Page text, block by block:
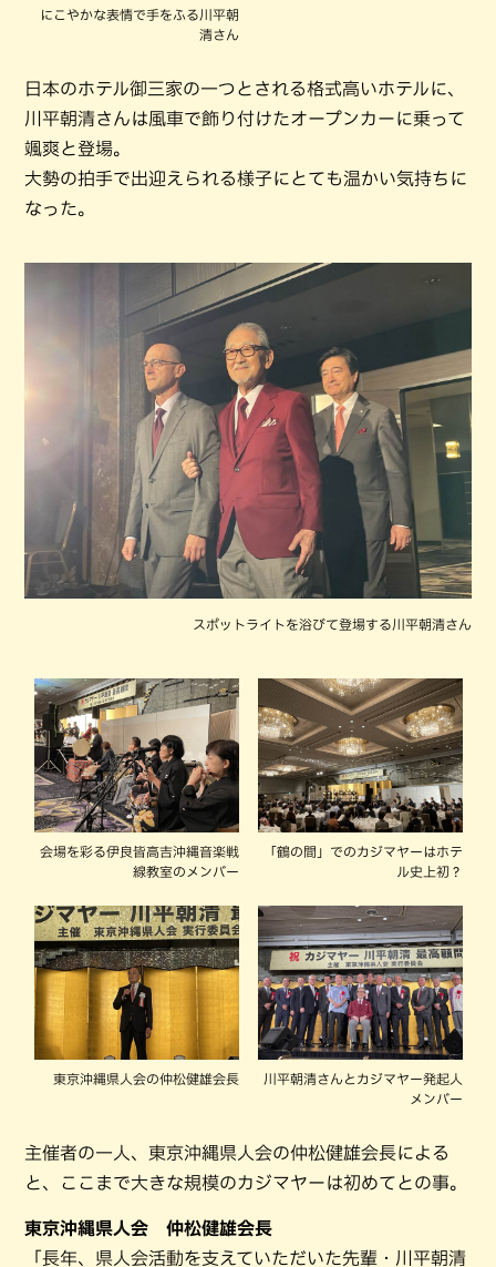
にこやかな表情で手をふる川平朝
清さん
日本のホテル御三家の一つとされる格式高いホテルに、
川平朝清さんは風車で飾り付けたオープンカーに乗って
颯爽と登場。
大勢の拍手で出迎えられる様子にとても温かい気持ちに
なった。
スポットライトを浴びて登場する川平朝清さん
会場を彩る伊良皆高吉沖縄音楽戦
線教室のメンバー
「鶴の間」でのカジマヤーはホテ
ル史上初？
東京沖縄県人会の仲松健雄会長
川平朝清さんとカジマヤー発起人
メンバー
主催者の一人、東京沖縄県人会の仲松健雄会長による
と、ここまで大きな規模のカジマヤーは初めてとの事。
東京沖縄県人会 仲松健雄会長
「長年、県人会活動を支えていただいた先輩・川平朝清